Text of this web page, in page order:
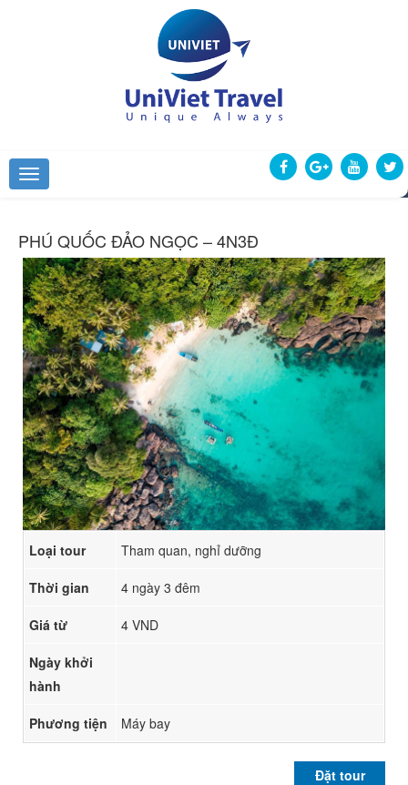
PHÚ QUỐC ĐẢO NGỌC – 4N3Đ
Loại tour Tham quan, nghỉ dưỡng
Thời gian 4 ngày 3 đêm
Giá từ 4 VND
Ngày khởi
hành
Phương tiện Máy bay
Đặt tour